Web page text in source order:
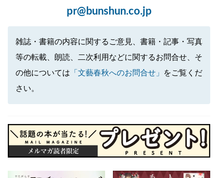
pr@bunshun.co.jp
雑誌・書籍の内容に関するご意見、書籍・記事・写真
等の転載、朗読、二次利用などに関するお問合せ、そ
の他については 「文藝春秋へのお問合せ」
をご覧くだ
さい。